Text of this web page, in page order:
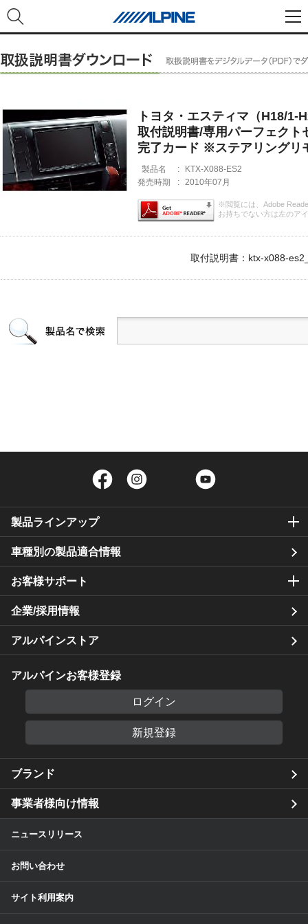
トヨタ・エスティマ（H18/1-
取付説明書/専用パーフェクト
完了カード ※ステアリングリ
製品名 :
KTX-X088-ES2
発売時期
: 2010年07月
※閲覧には、Adobe
お持ちでない方は左のア
取付説明書：ktx-x088-
Facebook Twitter
製品ラインアップ
車種別の製品適合情報
お客様サポート
企業/採用情報
アルパインストア
アルパインお客様登録
ログイン
新規登録
ブランド
事業者様向け情報
ニュースリリース
お問い合わせ
サイト利用案内